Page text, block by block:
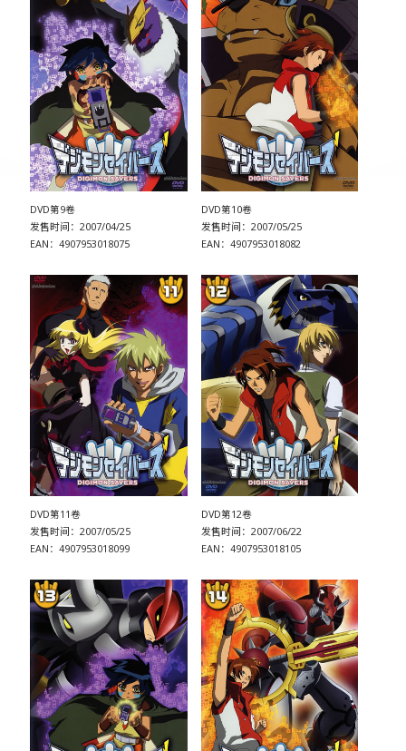
DVD第9卷
发售时间：2007/04/25
EAN：4907953018075
DVD第10卷
发售时间：2007/05/25
EAN：4907953018082
DVD第11卷
发售时间：2007/05/25
EAN：4907953018099
DVD第12卷
发售时间：2007/06/22
EAN：4907953018105